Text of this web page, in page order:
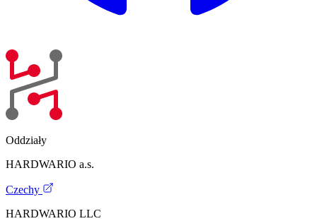
Oddziały
HARDWARIO a.s.
Czechy
HARDWARIO LLC